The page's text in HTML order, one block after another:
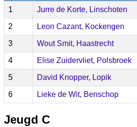
1 Jurre de Korte, Linschoten
2 Leon Cazant, Kockengen
3 Wout Smit, Haastrecht
4 Elise Zuidervliet, Polsbroek
5 David Knopper, Lopik
6 Lieke de Wit, Benschop
Jeugd C